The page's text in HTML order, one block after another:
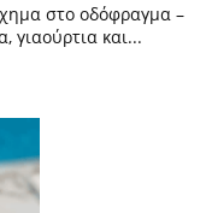
στο οδόφραγμα –
γιαούρτια και...